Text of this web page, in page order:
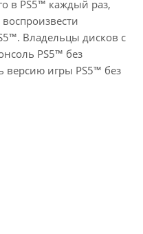
в PS5™ каждый раз,
Владельцы дисков с
PS5™ без
версию игры PS5™ без